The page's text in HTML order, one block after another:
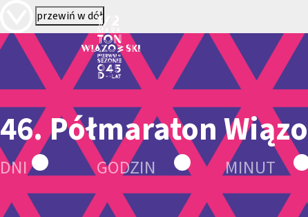
przewiń w dół
46. Półmaraton
DNI GODZIN MINUT